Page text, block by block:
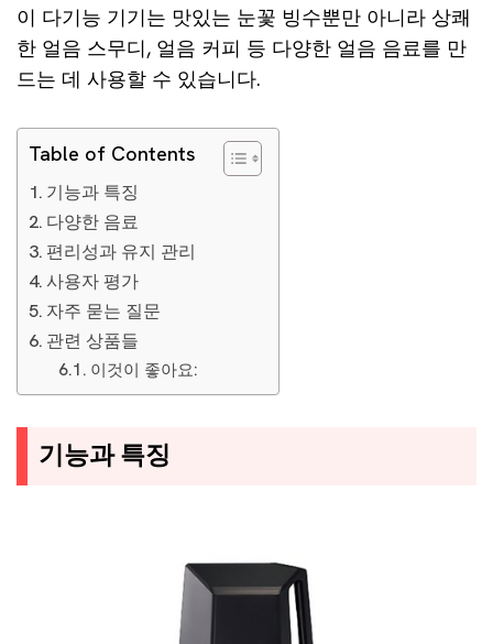
이 다기능 기기는 맛있는 눈꽃 빙수뿐만 아니라 상쾌
한 얼음 스무디, 얼음 커피 등 다양한 얼음 음료를 만
드는 데 사용할 수 있습니다.
Table of Contents
기능과 특징
다양한 음료
편리성과 유지 관리
사용자 평가
자주 묻는 질문
관련 상품들
이것이 좋아요:
기능과 특징